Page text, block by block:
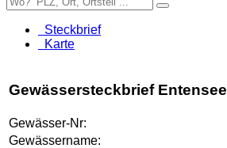
Steckbrief
Karte
Gewässersteckbrief Entensee
Gewässer-Nr:
Gewässername: